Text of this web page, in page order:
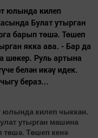
юлында килеп
Булат утырган
барып төшә. Төшеп
якка ава. - Бар да
шөкер. Руль артына
белән икәү идек.
бераз...
юлында килеп чыккан.
утырган машина
Төшеп кенә